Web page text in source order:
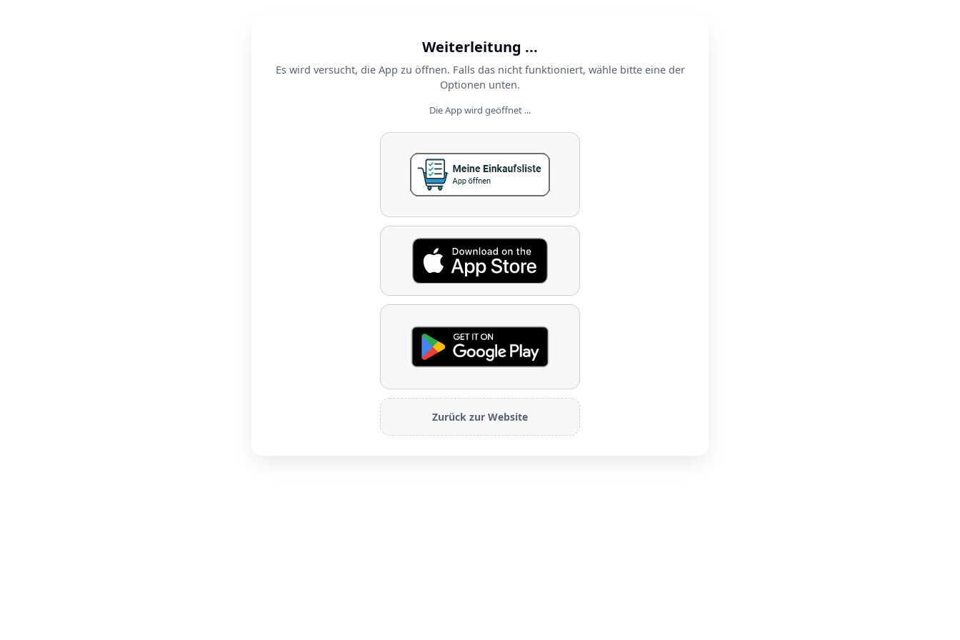
Weiterleitung ...
Es wird versucht, die App zu öffnen. Falls das nicht funktioniert, wähle bitte eine der
Optionen unten.
Die App wird geöffnet ...
Zurück zur Website